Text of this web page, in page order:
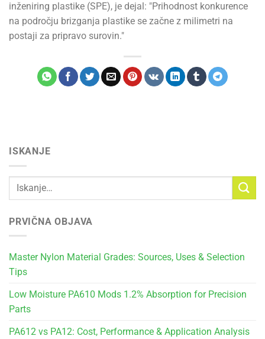
inženiring plastike (SPE), je dejal: "Prihodnost konkurence
na področju brizganja plastike se začne z milimetri na
postaji za pripravo surovin."
ISKANJE
PRVIČNA OBJAVA
Master Nylon Material Grades: Sources, Uses & Selection
Tips
Low Moisture PA610 Mods 1.2% Absorption for Precision
Parts
PA612 vs PA12: Cost, Performance & Application Analysis